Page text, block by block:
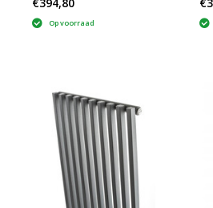
Op voorraad